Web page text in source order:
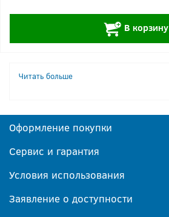
+В корзину
Читать больше
Оформление покупки
Сервис и гарантия
Условия использования
Заявление о доступности